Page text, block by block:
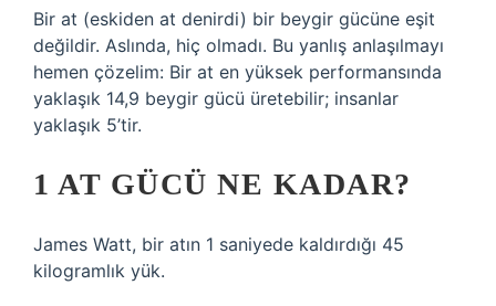
Bir at (eskiden at denirdi) bir beygir gücüne eşit
değildir. Aslında, hiç olmadı. Bu yanlış anlaşılmayı
hemen çözelim: Bir at en yüksek performansında
yaklaşık 14,9 beygir gücü üretebilir; insanlar
yaklaşık 5’tir.
1 AT GÜCÜ NE KADAR?
James Watt, bir atın 1 saniyede kaldırdığı 45
kilogramlık yük.